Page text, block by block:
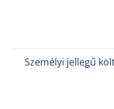
Személyi jellegű